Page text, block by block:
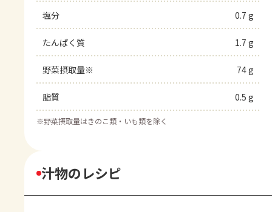
塩分 0.7 g
たんぱく質 1.7 g
野菜摂取量※ 74 g
脂質 0.5 g
※野菜摂取量はきのこ類・いも類を除く
汁物のレシピ